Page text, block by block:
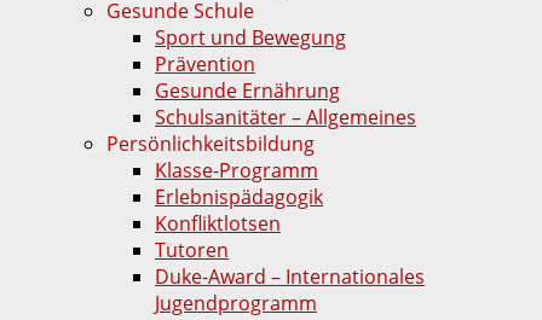
Gesunde Schule
Sport und Bewegung
Prävention
Gesunde Ernährung
Schulsanitäter – Allgemeines
Persönlichkeitsbildung
Klasse-Programm
Erlebnispädagogik
Konfliktlotsen
Tutoren
Duke-Award – Internationales
Jugendprogramm